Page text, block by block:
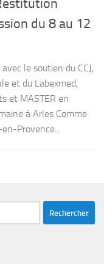
du 8 au 12
le soutien du CCJ,
et du Labexmed,
et MASTER en
à Arles Comme
en-Provence...